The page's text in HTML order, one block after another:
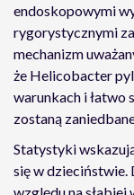
endoskopowymi
rygorystycznymi
mechanizm
że Helicobacter
warunkach i łatwo
zostaną
Statystyki
się w dzieciństwie.